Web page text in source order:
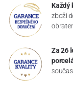
Každý
zboží
Za 26